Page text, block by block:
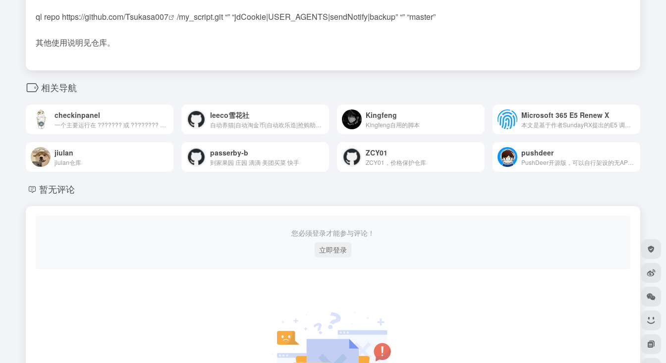
ql repo https://github.com/Tsukasa007 /my_script.git “” “jdCookie|USER_AGENTS|sendNotify|backup” “” “master”
其他使用说明见仓库。
相关导航
checkinpanel leeco雪花社 Kingfeng
Kingfeng自用的脚本
Microsoft 365 E5 Renew X
jiulan
jiulan仓库
passerby-b
到家果园 庄园 滴滴 美团买菜 快手
ZCY01
ZCY01，价格保护仓库
pushdeer
暂无评论
您必须登录才能参与评论！
立即登录